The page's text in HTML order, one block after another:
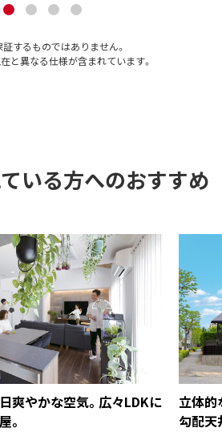
するものではありません。
と異なる仕様が含まれています。
いる方へのおすすめ
爽やかな空気。広々LDKに
。
立体的
勾配天